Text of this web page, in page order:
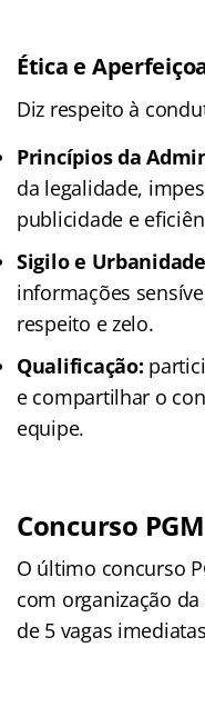
Ética e
Diz respeito à
Princípios da
da legalidade,
publicidade e
Sigilo e
informações
respeito e zelo.
Qualificação:
e compartilhar o
equipe.
Concurso
O último concurso
com organização
de 5 vagas